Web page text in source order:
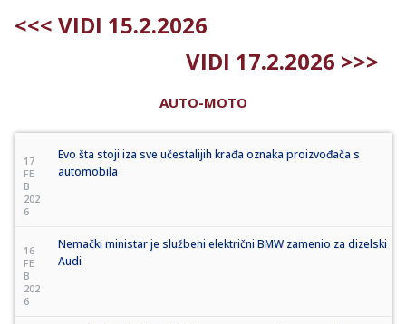
<<< VIDI 15.2.2026
VIDI 17.2.2026 >>>
AUTO-MOTO
17
FE
B
202
6
Evo šta stoji iza sve učestalijih krađa oznaka proizvođača s
automobila
16
FE
B
202
6
Nemački ministar je službeni električni BMW zamenio za dizelski
Audi